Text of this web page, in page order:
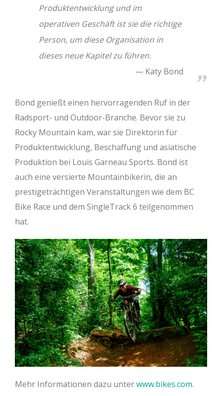
Produktentwicklung und im
operativen Geschäft ist sie die richtige
Person, um diese Organisation in
dieses neue Kapitel zu führen.
Katy Bond
Bond genießt einen hervorragenden Ruf in der
Radsport- und Outdoor-Branche. Bevor sie zu
Rocky Mountain kam, war sie Direktorin für
Produktentwicklung, Beschaffung und asiatische
Produktion bei Louis Garneau Sports. Bond ist
auch eine versierte Mountainbikerin, die an
prestigeträchtigen Veranstaltungen wie dem BC
Bike Race und dem SingleTrack 6 teilgenommen
hat.
Mehr Informationen dazu unterwww.bikes.com.